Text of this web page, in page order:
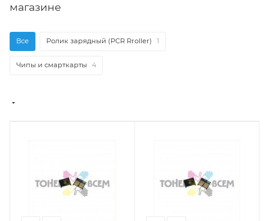
магазине
Все Ролик зарядный (PCR Rroller) 1
Чипы и смарткарты 4